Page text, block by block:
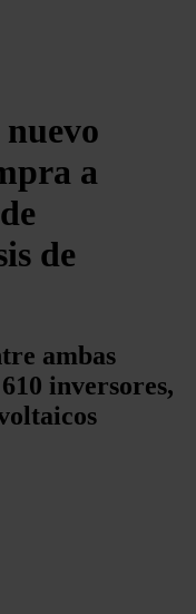
a
de
ambas
inversores,